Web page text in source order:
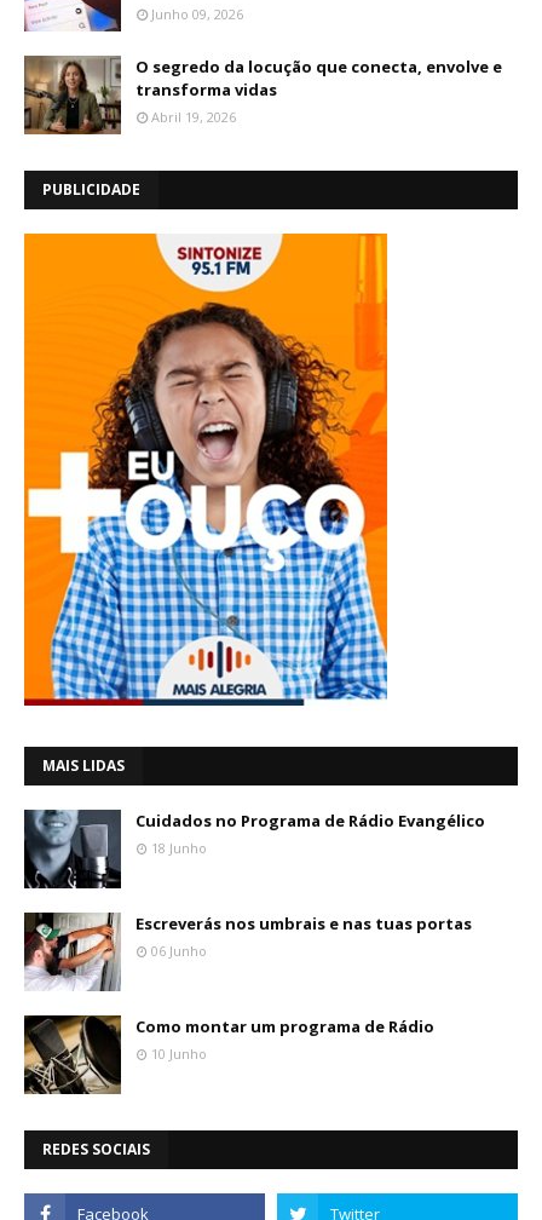
Junho 09, 2026
O segredo da locução que conecta, envolve e
transforma vidas
Abril 19, 2026
PUBLICIDADE
MAIS LIDAS
Cuidados no Programa de Rádio Evangélico
18 Junho
Escreverás nos umbrais e nas tuas portas
06 Junho
Como montar um programa de Rádio
10 Junho
REDES SOCIAIS